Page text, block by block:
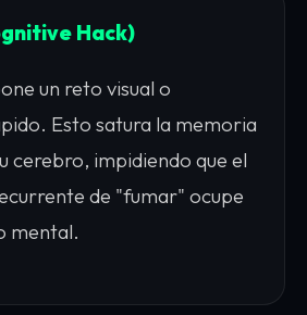
Hack)
un reto visual o
Esto satura la memoria
cerebro, impidiendo que el
de "fumar" ocupe
mental.